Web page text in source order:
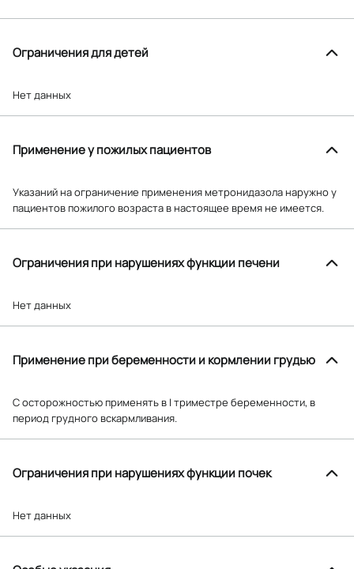
Ограничения для детей
Нет данных
Применение у пожилых пациентов
Указаний на ограничение применения метронидазола наружно у
пациентов пожилого возраста в настоящее время не имеется.
Ограничения при нарушениях функции печени
Нет данных
Применение при беременности и кормлении грудью
С осторожностью применять в I триместре беременности, в
период грудного вскармливания.
Ограничения при нарушениях функции почек
Нет данных